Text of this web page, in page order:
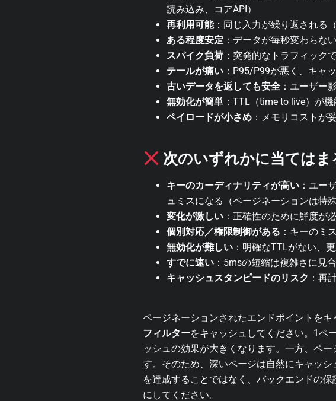
読み込み、コアAPI）
再利用可能：同じ入力が繰り返される
ある程度安定 ：データが毎秒変わらな
スパイク負荷 ：突発的なトラフィック
テールが痛い ：P95/P99が悪く、キャ
古いデータを返しても安全 ：ユーザー
無効化が簡単 ：TTL（time to live）が
ペイロードが小さめ ：メモリコストが
次のいずれかに当てはま
キーのカーディナリティが高い ：ユー
ュミスになる（ページネーションは特
変化が激しい ：正確性のために鮮度が
個別対応／権限制御がある ：キーのミ
無効化が難しい ：明確なTTLがない、
すでに速い ：5msの短縮は複雑さに見
キャッシュスタンピードのリスク ：再
ページネーションされたエンドポイントを
フィルターをキャッシュしてください。1ペ
ッシュの効果が大きくなります。一方、ペ
す。そのため、深いページは自然にキャッ
を達成することではなく、バックエンドの
にしてください。